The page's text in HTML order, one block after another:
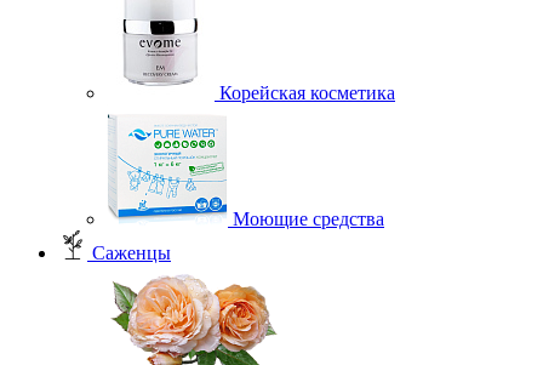
Корейская косметика
Моющие средства
Саженцы